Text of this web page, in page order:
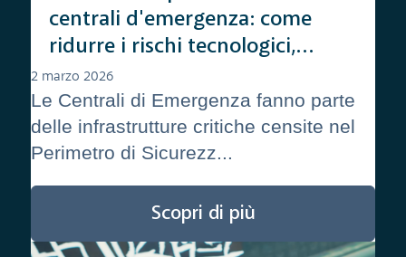
centrali d'emergenza: come
ridurre i rischi tecnologici,
operativi e legali
2 marzo 2026
Le Centrali di Emergenza fanno parte
delle infrastrutture critiche censite nel
Perimetro di Sicurezz...
Scopri di più